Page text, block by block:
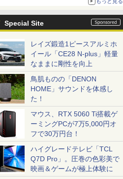
Special Site
レイズ鍛造1ピースアルミホ
イール「CE28 N-plus」軽量
なままに剛性を向上
鳥肌ものの「DENON
HOME」サウンドを体感し
た！
マウス、RTX 5060 Ti搭載ゲ
ーミングPCが7万5,000円オ
フで30万円台！
ハイグレードテレビ「TCL
Q7D Pro」。圧巻の色彩美で
映画＆ゲームが極上体験に